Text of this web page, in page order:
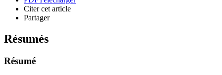
Citer cet article
Partager
Résumés
Résumé